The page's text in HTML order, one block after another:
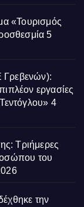
«Τουρισμός
5
Γρεβενών):
εργασίες
4
Τριήμερες
του
την